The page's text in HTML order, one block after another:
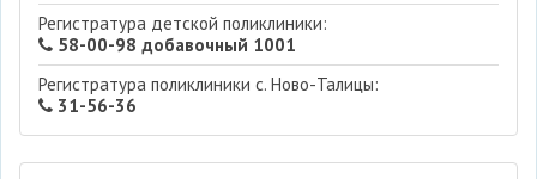
Регистратура детской поликлиники:
58-00-98 добавочный 1001
Регистратура поликлиники с. Ново-Талицы:
31-56-36